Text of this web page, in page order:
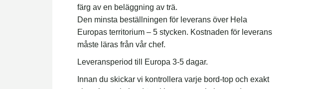
färg av en beläggning av trä.
Den minsta beställningen för leverans över Hela
Europas territorium – 5 stycken. Kostnaden för leverans
måste läras från vår chef.
Leveransperiod till Europa 3-5 dagar.
Innan du skickar vi kontrollera varje bord-top och exakt